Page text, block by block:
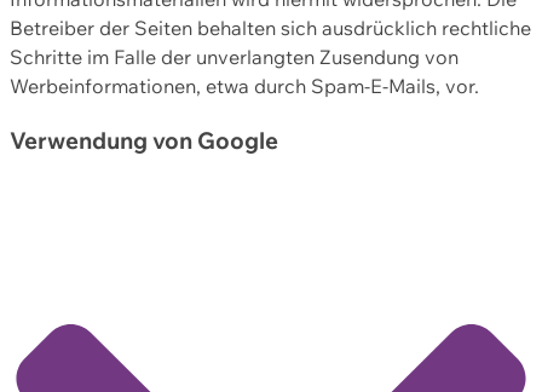
Betreiber der Seiten behalten sich ausdrücklich rechtliche
Schritte im Falle der unverlangten Zusendung von
Werbeinformationen, etwa durch Spam-E-Mails, vor.
Verwendung von Google